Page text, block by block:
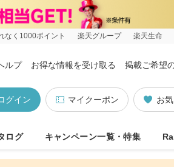
なく1000ポイント 楽天グループ 楽天生命
ルプ お得な情報を受け取る 掲載ご希望
お
マイクーポン
グイン
ログ キャンペーン一覧・特集